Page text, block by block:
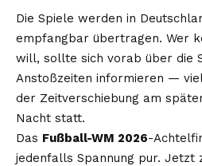
Die Spiele werden in
empfangbar übertragen. Wer
will, sollte sich vorab über die
Anstoßzeiten informieren —
der Zeitverschiebung am
Nacht statt.
Das Fußball-WM 2026-
jedenfalls Spannung pur. Jetzt